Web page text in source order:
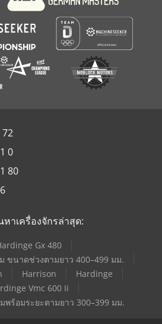
72
0
80
หาเครื่องจักรล่าสุด:
Gx 480
ขนาดช่วงตามยาว 400–499 มม.
Harrison
Hardinge
Vmc 600 Ii
พร้อมระยะตามยาว 300–399 มม.